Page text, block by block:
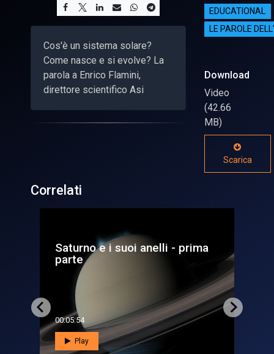
Cos'è un sistema solare?
Come nasce e si evolve? La
parola a Enrico Flamini,
direttore scientifico Asi
EDUCATIONAL
LE PAROLE
Download
Video
(42.66
MB)
Scarica
Correlati
Marte - prima
parte
00:04:52
Play